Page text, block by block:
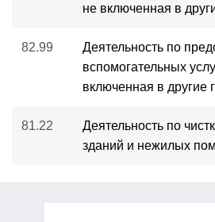
не включенная в
82.99
Деятельность по
вспомогательных
включенная в другие
81.22
Деятельность по
зданий и нежилых